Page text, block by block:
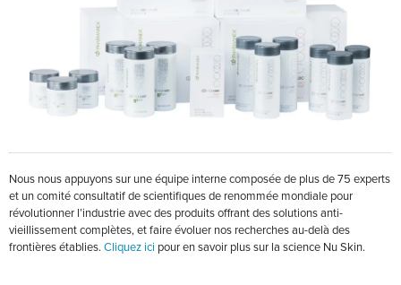
Nous nous appuyons sur une équipe interne composée de plus de 75 experts
et un comité consultatif de scientifiques de renommée mondiale pour
révolutionner l’industrie avec des produits offrant des solutions anti-
vieillissement complètes, et faire évoluer nos recherches au-delà des
frontières établies. Cliquez ici pour en savoir plus sur la science Nu Skin.